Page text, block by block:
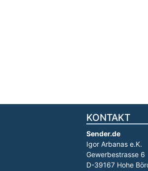
KONTAKT
Sender.de
Igor Arbanas e.K.
Gewerbestrasse 6
D-39167 Hohe